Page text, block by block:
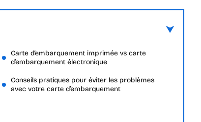
Carte d’embarquement imprimée vs carte
d’embarquement électronique
Conseils pratiques pour éviter les problèmes
avec votre carte d’embarquement